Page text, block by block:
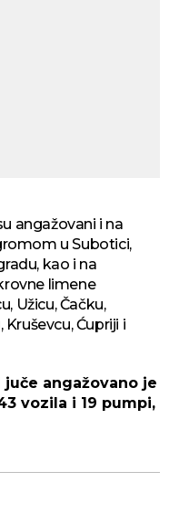
angažovani i na
u Subotici,
kao i na
limene
Užicu, Čačku,
Ćupriji i
angažovano je
vozila i 19 pumpi,